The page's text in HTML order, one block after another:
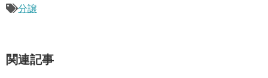
分譲
関連記事